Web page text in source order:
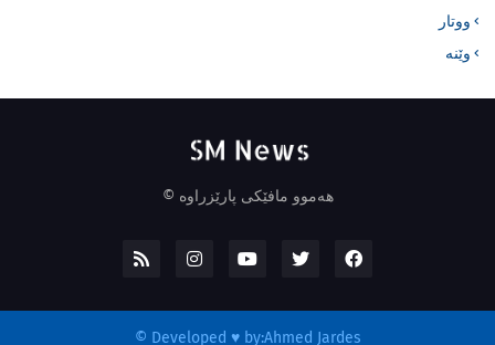
ووتار
وێنە
هەموو مافێکی پارێزراوە ©
Developed ♥ by:Ahmed Jardes
©